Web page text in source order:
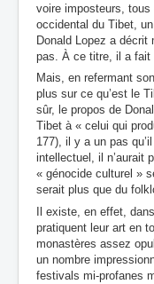
voire imposteurs,
occidental du Tibet,
Donald Lopez a décrit
pas. À ce titre, il a fait
Mais, en refermant
plus sur ce qu’est le
sûr, le propos de
Tibet à « celui qui
177), il y a un pas
intellectuel, il n’aurait
« génocide culturel »
serait plus que du
Il existe, en effet,
pratiquent leur art en
monastères assez
un nombre
festivals mi-profanes